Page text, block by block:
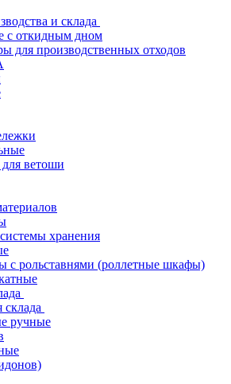
и склада
с откидным дном
для производственных отходов
ветоши
хранения
с рольставнями (роллетные шкафы)
склада
ручные